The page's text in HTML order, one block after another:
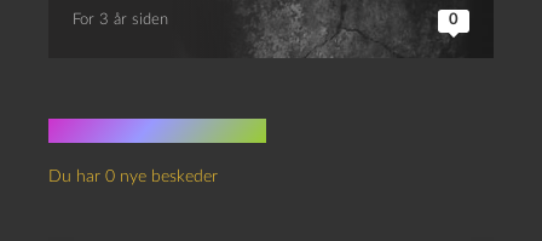
For 3 år siden 0
Du har 0 nye beskeder